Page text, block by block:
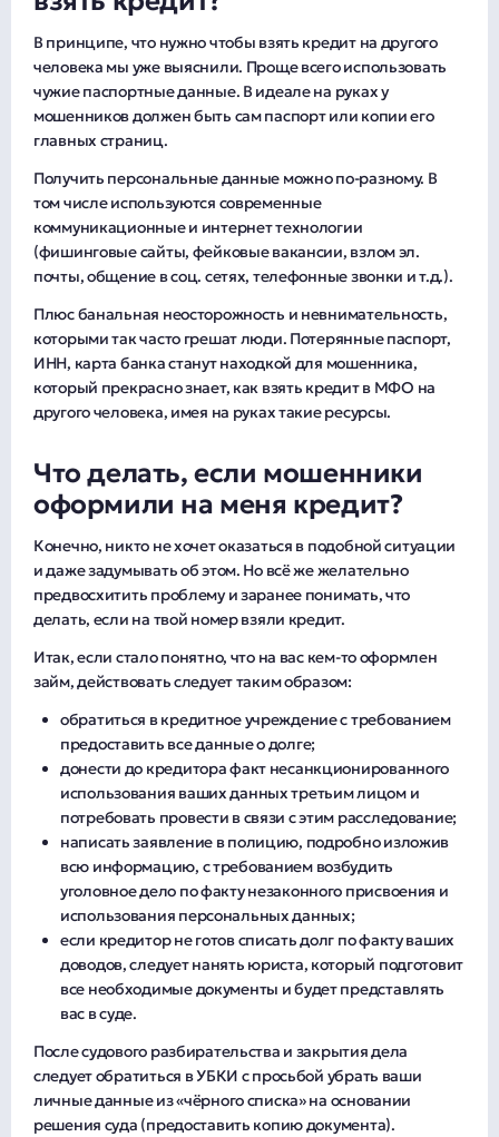
В принципе, что нужно чтобы взять кредит на другого
человека мы уже выяснили. Проще всего использовать
чужие паспортные данные. В идеале на руках у
мошенников должен быть сам паспорт или копии его
главных страниц.
Получить персональные данные можно по-разному. В
том числе используются современные
коммуникационные и интернет технологии
(фишинговые сайты, фейковые вакансии, взлом эл.
почты, общение в соц. сетях, телефонные звонки и т.д.).
Плюс банальная неосторожность и невнимательность,
которыми так часто грешат люди. Потерянные паспорт,
ИНН, карта банка станут находкой для мошенника,
который прекрасно знает, как взять кредит в МФО на
другого человека, имея на руках такие ресурсы.
Что делать, если мошенники
оформили на меня кредит?
Конечно, никто не хочет оказаться в подобной ситуации
и даже задумывать об этом. Но всё же желательно
предвосхитить проблему и заранее понимать, что
делать, если на твой номер взяли кредит.
Итак, если стало понятно, что на вас кем-то оформлен
займ, действовать следует таким образом:
обратиться в кредитное учреждение с требованием
предоставить все данные о долге;
донести до кредитора факт несанкционированного
использования ваших данных третьим лицом и
потребовать провести в связи с этим расследование;
написать заявление в полицию, подробно изложив
всю информацию, с требованием возбудить
уголовное дело по факту незаконного присвоения и
использования персональных данных;
если кредитор не готов списать долг по факту ваших
доводов, следует нанять юриста, который подготовит
все необходимые документы и будет представлять
вас в суде.
После судового разбирательства и закрытия дела
следует обратиться в УБКИ с просьбой убрать ваши
личные данные из «чёрного списка» на основании
решения суда (предоставить копию документа).